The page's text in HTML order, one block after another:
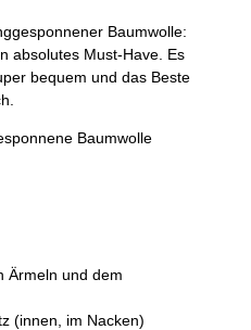
Baumwolle:
absolutes Must-Have. Es
bequem und das Beste
Baumwolle
Ärmeln und dem
(innen, im Nacken)